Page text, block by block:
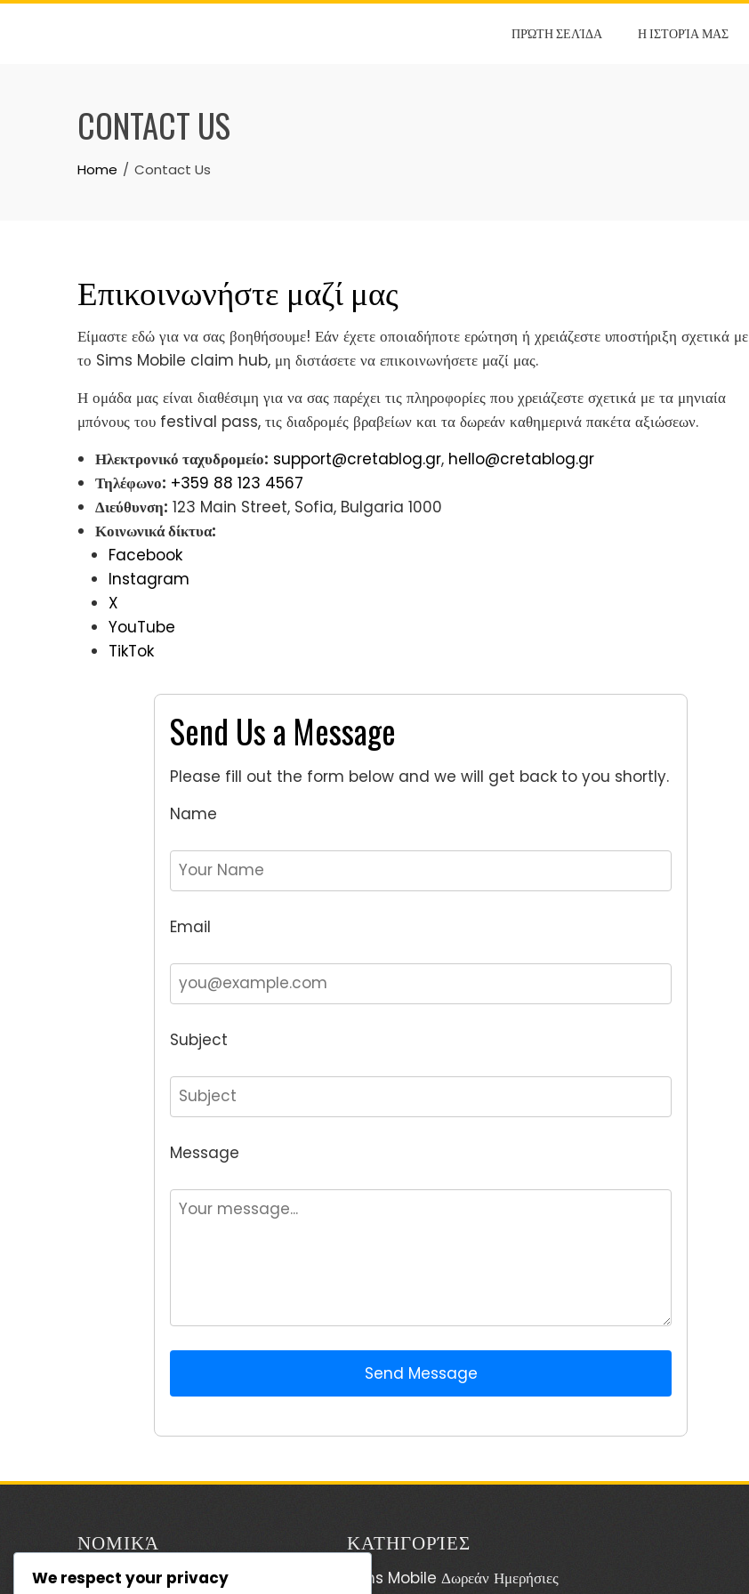
Skip
ΠΡΏΤΗ ΣΕΛΊΔΑ Η ΙΣΤΟΡΊΑ ΜΑΣ
CONTACT US
Home Contact Us
Επικοινωνήστε μαζί μας
Είμαστε εδώ για να σας βοηθήσουμε! Εάν έχετε οποιαδήποτε ερώτηση ή χρειάζεστε υποστήριξη σχετικά με
το Sims Mobile claim hub, μη διστάσετε να επικοινωνήσετε μαζί μας.
Η ομάδα μας είναι διαθέσιμη για να σας παρέχει τις πληροφορίες που χρειάζεστε σχετικά με τα μηνιαία
μπόνους του festival pass, τις διαδρομές βραβείων και τα δωρεάν καθημερινά πακέτα αξιώσεων.
Ηλεκτρονικό ταχυδρομείο: support@cretablog.gr, hello@cretablog.gr
Τηλέφωνο: +359 88 123 4567
Διεύθυνση: 123 Main Street, Sofia, Bulgaria 1000
Κοινωνικά δίκτυα:
Facebook
Instagram
X
YouTube
TikTok
Send Us a Message
Please fill out the form below and we will get back to you shortly.
Name
Email
Subject
Message
Send Message
ΝΟΜΙΚΆ
Η ιστορία μας
ΚΑΤΗΓΟΡΊΕΣ
Sims Mobile Δωρεάν Ημερήσιες
We respect your privacy